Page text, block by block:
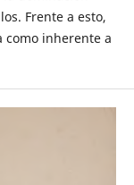
Frente a esto,
como inherente a